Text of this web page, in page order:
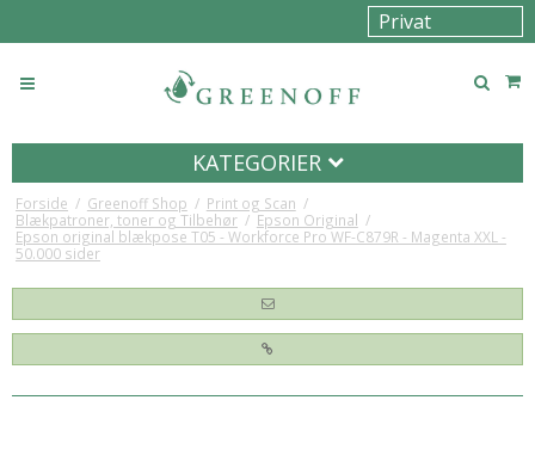
KATEGORIER
Forside / Greenoff Shop / Print og Scan /
Blækpatroner, toner og Tilbehør / Epson Original /
Epson original blækpose T05 - Workforce Pro WF-C879R - Magenta XXL -
50.000 sider